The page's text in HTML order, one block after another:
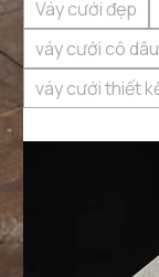
Váy cưới đẹp
váy cưới cô
váy cưới thiết